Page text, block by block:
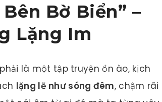
Bờ Biển” –
Lặng Im
là một tập truyện ồn ào, kịch
lặng lẽ như sóng đêm, chậm rãi